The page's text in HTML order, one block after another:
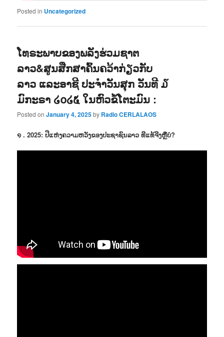
Posted in Uncategorized
ໂທຣະພາບຂອງພລັງຮ່ວມຊາຕ
ລາວ&ສູນສືກສາຄົ້ນຄວ້າກ່ຽວກັບ
ລາວ ແລະອາຊີ ປະຈຳວັນສຸກ ວັນທີ ໓
ມົກະຣາ ໒໐໒໕ ໃນຫົວຂໍ້ໂຕະມົນ :
Posted onJanuary 4, 2025by Radio CERLALAOS
໑ . 2025: ປີແຫ່ງຄວາມຫວັງຂອງປະຊາຊົນລາວ ທີແທ້ຈີງຫຼືບໍ?